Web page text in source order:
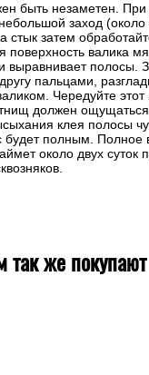
быть незаметен. При
заход
стык затем
поверхность валика
выравнивает полосы.
пальцами,
Чередуйте этот
должен ощущаться
клея полосы
будет полным. Полное
около двух суток
так же покупают